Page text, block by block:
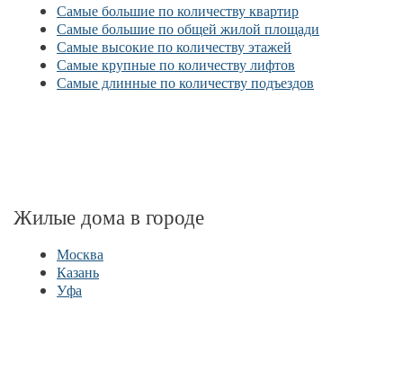
Самые большие по количеству квартир
Самые большие по общей жилой площади
Самые высокие по количеству этажей
Самые крупные по количеству лифтов
Самые длинные по количеству подъездов
Жилые дома в городе
Москва
Казань
Уфа